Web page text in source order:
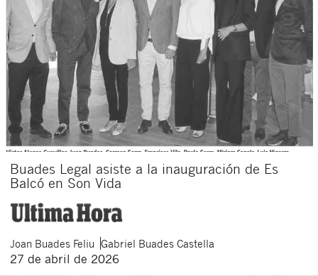
Buades Legal asiste a la inauguración de Es
Balcó en Son Vida
Joan Buades Feliu Gabriel Buades Castella
27 de abril de 2026